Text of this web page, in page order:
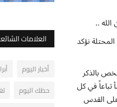
..
نؤكد
بالذكر
تباعاً في كل
على القدس
العلامات
أخبار اليوم
حظك اليوم